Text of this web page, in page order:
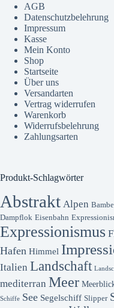
AGB
Datenschutzbelehrung
Impressum
Kasse
Mein Konto
Shop
Startseite
Über uns
Versandarten
Vertrag widerrufen
Warenkorb
Widerrufsbelehrung
Zahlungsarten
Produkt-Schlagwörter
Abstrakt Alpen
Dampflok Eisenbahn
Expressionismus
Hafen Himmel
Italien Landschaft
mediterran Meer
Schiffe See Segelschiff Slipper